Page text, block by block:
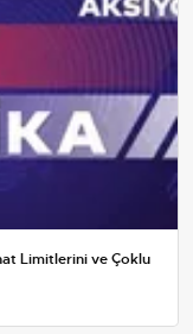
Limitlerini ve Çoklu